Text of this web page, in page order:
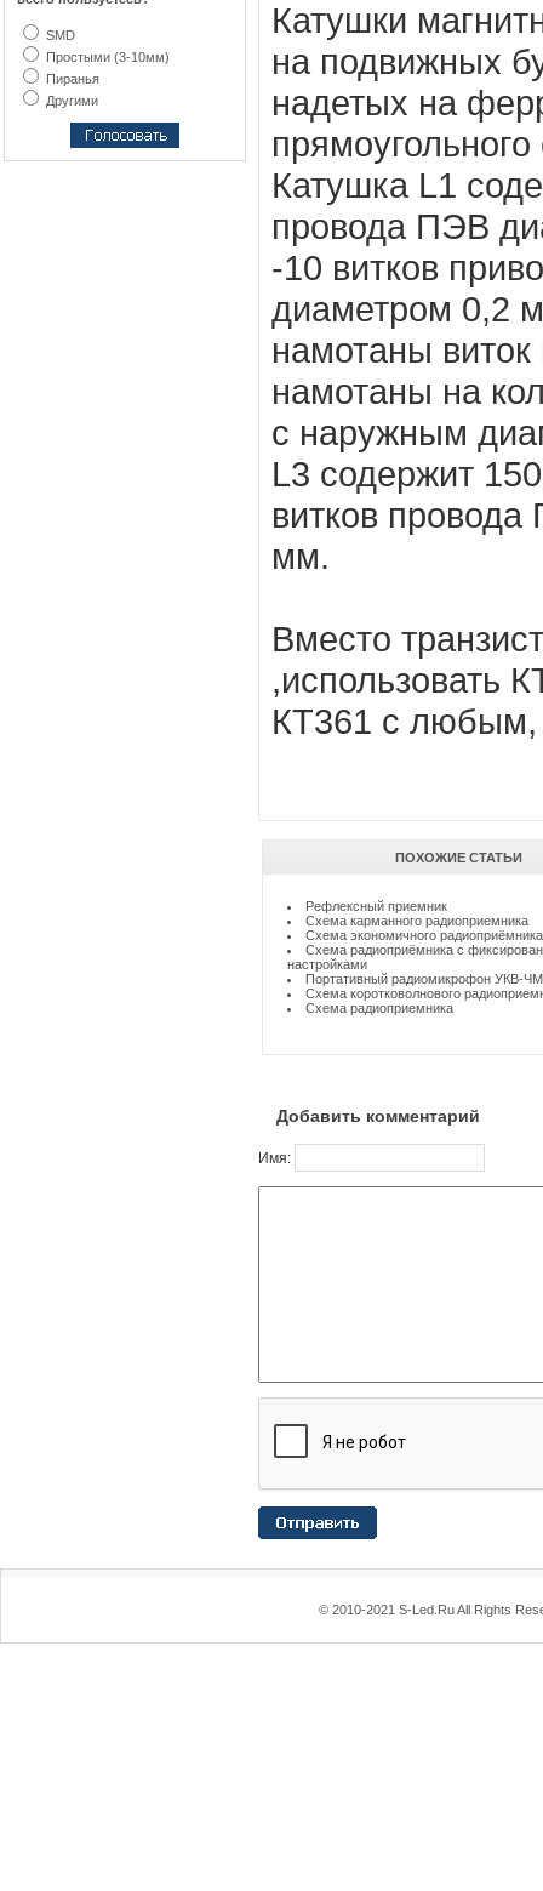
SMD
Простыми (3-10мм)
Пиранья
Другими
Катушки
на подвижных
надетых на
Катушка L1
провода ПЭВ
-10 витков
диаметром 0,2
намотаны
намотаны на
с наружным
L3 содержит
витков
мм.
Вместо
,использовать
КТ361 с любым,
ПОХОЖИЕ СТАТЬИ
Рефлексный приемник
Схема карманного радиоприемника
Схема экономичного радиоприёмника
Схема радиоприёмника с
настройками
Портативный радиомикрофон УКВ-ЧМ
Схема коротковолнового
Схема радиоприемника
Добавить комментарий
Имя:
© 2010-2021 S-Led.Ru All Rights